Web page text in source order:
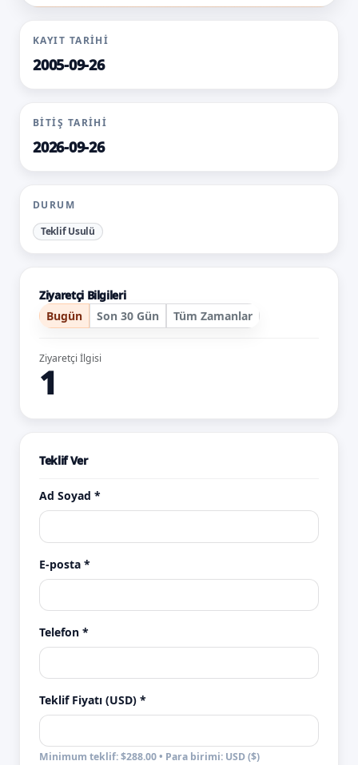
KAYIT TARIHI
2005-09-26
BITIŞ TARIHI
2026-09-26
DURUM
Teklif Usulü
Ziyaretçi Bilgileri
Bugün
Son 30 Gün Tüm Zamanlar
Ziyaretçi İlgisi
1
Teklif Ver
Ad Soyad *
E-posta *
Telefon *
Teklif Fiyatı (USD) *
Minimum teklif: $288.00 • Para birimi: USD ($)